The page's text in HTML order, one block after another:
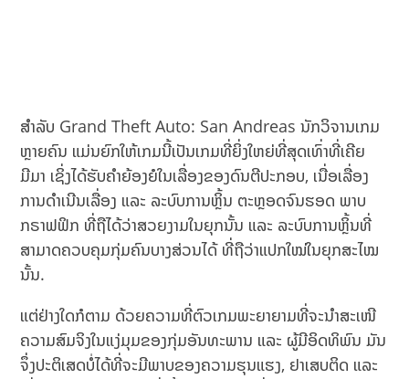
ສຳລັບ Grand Theft Auto: San Andreas ນັກວິຈານເກມ
ຫຼາຍຄົນ ແມ່ນຍົກໃຫ້ເກມນີ້ເປັນເກມທີ່ຍິ່ງໃຫຍ່ທີ່ສຸດເທົ່າທີ່ເຄີຍ
ມີມາ ເຊິ່ງໄດ້ຮັບຄຳຍ້ອງຍໍໃນເລື່ອງຂອງດົນຕີປະກອບ, ເນື່ອເລື່ອງ
ການດຳເນີນເລື່ອງ ແລະ ລະບົບການຫຼິ້ນ ຕະຫຼອດຈົນຮອດ ພາບ
ກຣາຟຟິກ ທີ່ຖືໄດ້ວ່າສວຍງາມໃນຍຸກນັ້ນ ແລະ ລະບົບການຫຼິ້ນທີ່
ສາມາດຄວບຄຸມກຸ່ມຄົນບາງສ່ວນໄດ້ ທີ່ຖືວ່າແປກໃໝ່ໃນຍຸກສະໄໝ
ນັ້ນ.
ແຕ່ຢ່າງໃດກໍຕາມ ດ້ວຍຄວາມທີ່ຕົວເກມພະຍາຍາມທີ່ຈະນຳສະເໜີ
ຄວາມສົມຈິງໃນແງ່ມຸມຂອງກຸ່ມອັນທະພານ ແລະ ຜູ້ມີອິດທິພົນ ມັນ
ຈຶ່ງປະຕິເສດບໍ່ໄດ້ທີ່ຈະມີພາບຂອງຄວາມຮຸນແຮງ, ຢາເສບຕິດ ແລະ